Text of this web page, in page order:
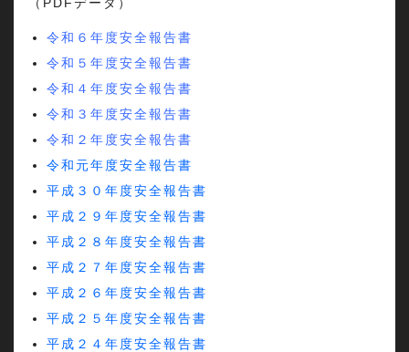
令和６年度安全報告書
令和５年度安全報告書
令和４年度安全報告書
令和３年度安全報告書
令和２年度安全報告書
令和元年度安全報告書
平成３０年度安全報告書
平成２９年度安全報告書
平成２８年度安全報告書
平成２７年度安全報告書
平成２６年度安全報告書
平成２５年度安全報告書
平成２４年度安全報告書